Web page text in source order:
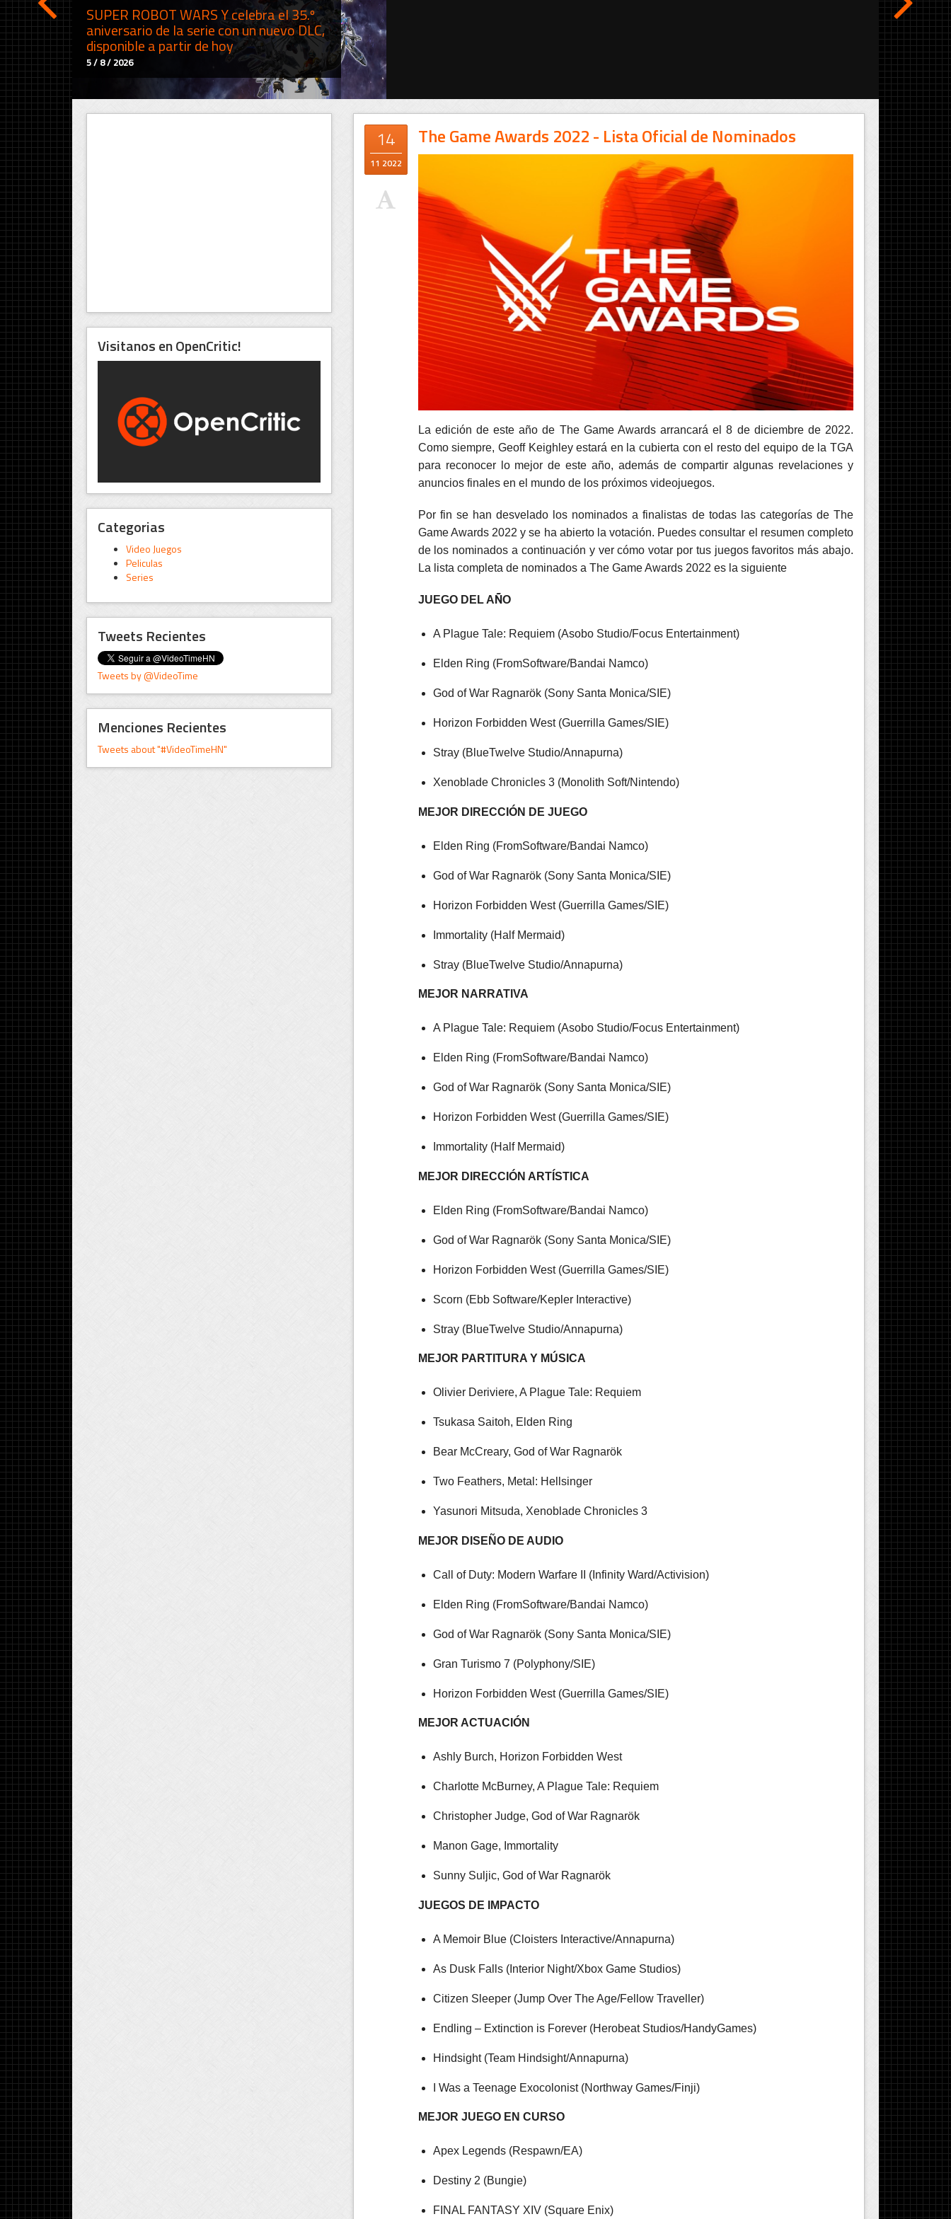
SUPER ROBOT WARS Y celebra el 35.º
aniversario de la serie con un nuevo DLC,
disponible a partir de hoy
5 / 8 / 2026
Visitanos en OpenCritic!
Categorias
Video Juegos
Peliculas
Series
Tweets Recientes
Tweets by @VideoTime
Menciones Recientes
Tweets about "#VideoTimeHN"
14
11 2022
The Game Awards 2022 - Lista Oficial de Nominados
La edición de este año de The Game Awards arrancará el 8 de diciembre de 2022.
Como siempre, Geoff Keighley estará en la cubierta con el resto del equipo de la TGA
para reconocer lo mejor de este año, además de compartir algunas revelaciones y
anuncios finales en el mundo de los próximos videojuegos.
Por fin se han desvelado los nominados a finalistas de todas las categorías de The
Game Awards 2022 y se ha abierto la votación. Puedes consultar el resumen completo
de los nominados a continuación y ver cómo votar por tus juegos favoritos más abajo.
La lista completa de nominados a The Game Awards 2022 es la siguiente
JUEGO DEL AÑO
A Plague Tale: Requiem (Asobo Studio/Focus Entertainment)
Elden Ring (FromSoftware/Bandai Namco)
God of War Ragnarök (Sony Santa Monica/SIE)
Horizon Forbidden West (Guerrilla Games/SIE)
Stray (BlueTwelve Studio/Annapurna)
Xenoblade Chronicles 3 (Monolith Soft/Nintendo)
MEJOR DIRECCIÓN DE JUEGO
Elden Ring (FromSoftware/Bandai Namco)
God of War Ragnarök (Sony Santa Monica/SIE)
Horizon Forbidden West (Guerrilla Games/SIE)
Immortality (Half Mermaid)
Stray (BlueTwelve Studio/Annapurna)
MEJOR NARRATIVA
A Plague Tale: Requiem (Asobo Studio/Focus Entertainment)
Elden Ring (FromSoftware/Bandai Namco)
God of War Ragnarök (Sony Santa Monica/SIE)
Horizon Forbidden West (Guerrilla Games/SIE)
Immortality (Half Mermaid)
MEJOR DIRECCIÓN ARTÍSTICA
Elden Ring (FromSoftware/Bandai Namco)
God of War Ragnarök (Sony Santa Monica/SIE)
Horizon Forbidden West (Guerrilla Games/SIE)
Scorn (Ebb Software/Kepler Interactive)
Stray (BlueTwelve Studio/Annapurna)
MEJOR PARTITURA Y MÚSICA
Olivier Deriviere, A Plague Tale: Requiem
Tsukasa Saitoh, Elden Ring
Bear McCreary, God of War Ragnarök
Two Feathers, Metal: Hellsinger
Yasunori Mitsuda, Xenoblade Chronicles 3
MEJOR DISEÑO DE AUDIO
Call of Duty: Modern Warfare II (Infinity Ward/Activision)
Elden Ring (FromSoftware/Bandai Namco)
God of War Ragnarök (Sony Santa Monica/SIE)
Gran Turismo 7 (Polyphony/SIE)
Horizon Forbidden West (Guerrilla Games/SIE)
MEJOR ACTUACIÓN
Ashly Burch, Horizon Forbidden West
Charlotte McBurney, A Plague Tale: Requiem
Christopher Judge, God of War Ragnarök
Manon Gage, Immortality
Sunny Suljic, God of War Ragnarök
JUEGOS DE IMPACTO
A Memoir Blue (Cloisters Interactive/Annapurna)
As Dusk Falls (Interior Night/Xbox Game Studios)
Citizen Sleeper (Jump Over The Age/Fellow Traveller)
Endling – Extinction is Forever (Herobeat Studios/HandyGames)
Hindsight (Team Hindsight/Annapurna)
I Was a Teenage Exocolonist (Northway Games/Finji)
MEJOR JUEGO EN CURSO
Apex Legends (Respawn/EA)
Destiny 2 (Bungie)
FINAL FANTASY XIV (Square Enix)